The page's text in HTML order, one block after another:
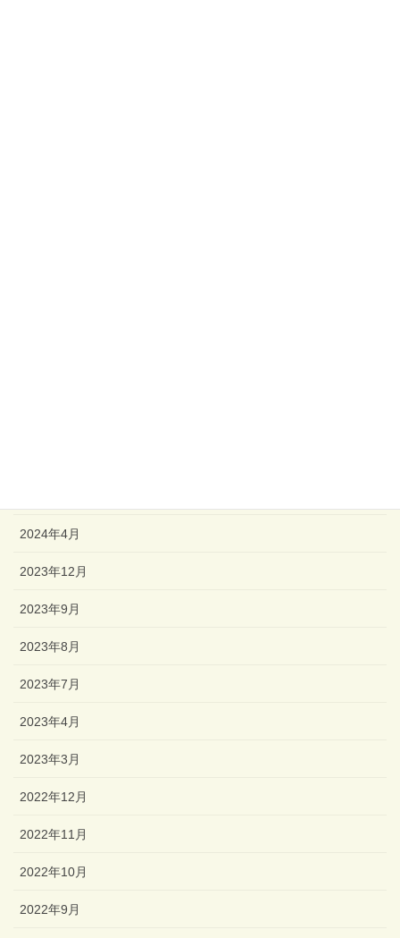
2024年4月
2023年12月
2023年9月
2023年8月
2023年7月
2023年4月
2023年3月
2022年12月
2022年11月
2022年10月
2022年9月